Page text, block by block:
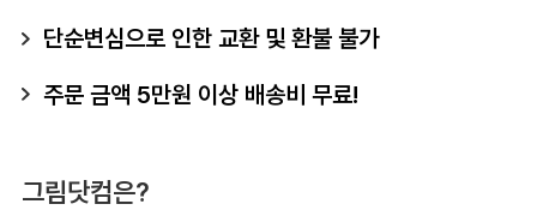
단순변심으로 인한 교환 및 환불 불가
주문 금액 5만원 이상 배송비 무료!
그림닷컴은?